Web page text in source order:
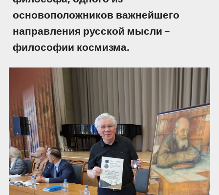
основоположников важнейшего
направления русской мысли –
философии космизма.